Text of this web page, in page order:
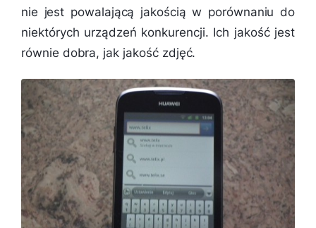
nie jest powalającą jakością w porównaniu do
niektórych urządzeń konkurencji. Ich jakość jest
równie dobra, jak jakość zdjęć.